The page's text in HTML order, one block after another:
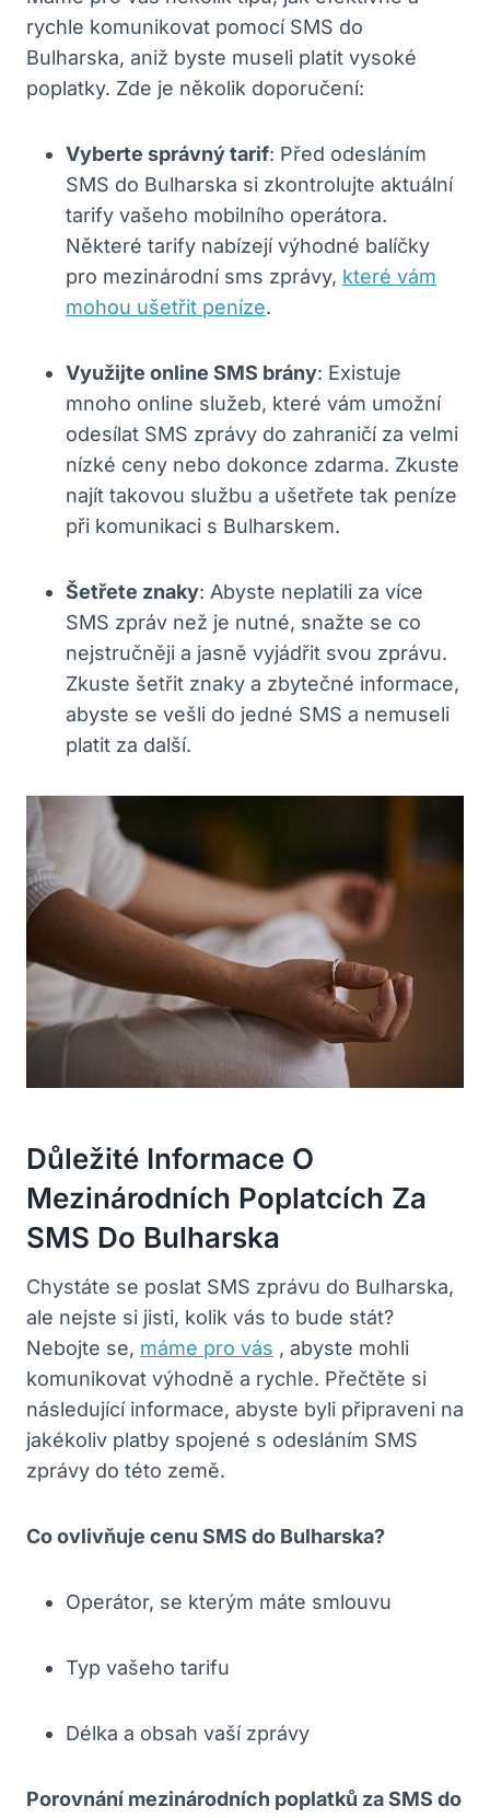
rychle ⁤komunikovat ⁣pomocí SMS do
Bulharska, aniž byste museli platit ⁤vysoké
poplatky. ⁣Zde je několik doporučení:
Vyberte ‍správný tarif:⁣ Před odesláním
‍SMS do ⁢Bulharska si zkontrolujte ⁢aktuální
tarify vašeho mobilního operátora.
Některé ​tarify⁤ nabízejí ​výhodné balíčky
pro mezinárodní sms zprávy, které vám
mohou ušetřit peníze.
Využijte online SMS brány: Existuje ​
mnoho online​ služeb, které vám ​umožní
odesílat SMS zprávy do zahraničí za velmi
⁣nízké ⁢ceny nebo dokonce zdarma. Zkuste
najít takovou službu a ušetřete‍ tak peníze
při komunikaci s Bulharskem.
Šetřete znaky: Abyste ​neplatili za ⁢více⁣
SMS ⁤zpráv než je nutné, snažte ‌se co
nejstručněji a jasně ⁤vyjádřit‌ svou zprávu.
Zkuste šetřit znaky a zbytečné informace,‌
abyste⁤ se vešli do jedné SMS a nemuseli
platit za ‌další.
Důležité Informace O
Mezinárodních Poplatcích Za
SMS ‌do Bulharska
Chystáte se poslat SMS​ zprávu do​ Bulharska,
‍ale nejste ⁤si jisti, kolik vás to bude stát?
Nebojte se, máme pro vás ,‍ abyste⁣ mohli
komunikovat⁣ výhodně‌ a ⁢rychle. Přečtěte ‍si⁣
následující informace, ‍abyste byli připraveni⁤ na
jakékoliv platby spojené s odesláním SMS
zprávy do této ⁤země.
Co ovlivňuje cenu SMS do Bulharska?
Operátor, ⁤se ​kterým máte smlouvu
Typ vašeho tarifu
Délka a obsah‌ vaší​ zprávy
Porovnání mezinárodních poplatků za SMS do‌